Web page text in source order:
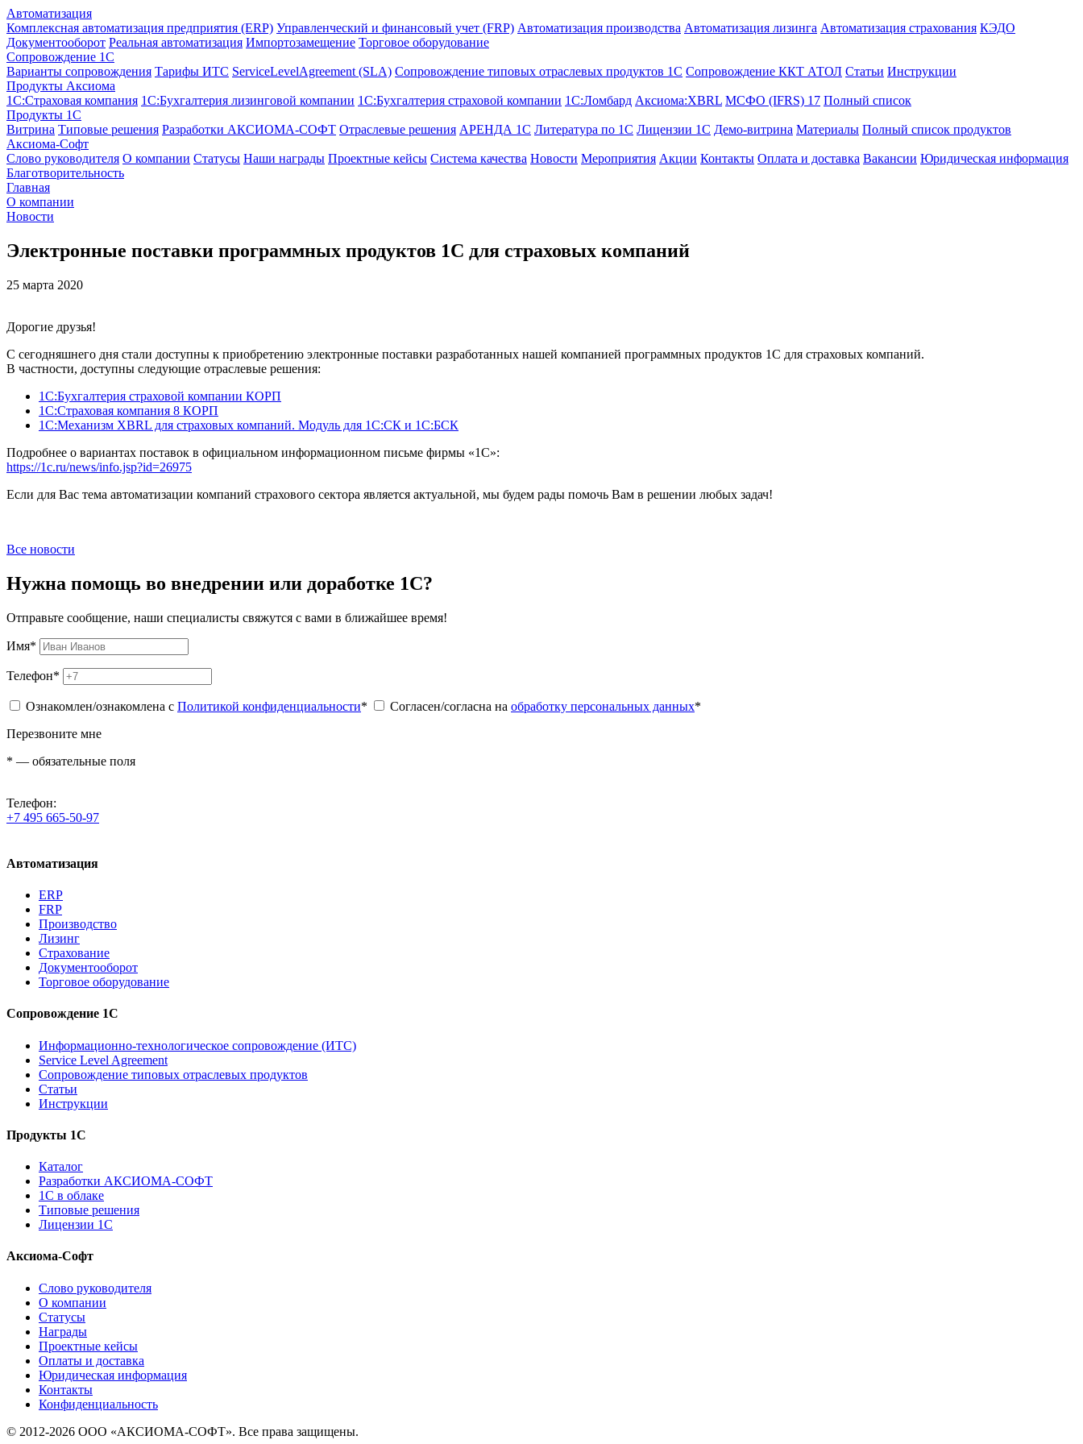
Автоматизация
Комплексная автоматизация предприятия (ERP) Управленческий и финансовый учет (FRP) Автоматизация производства Автоматизация лизинга Автоматизация страхования КЭДО
Документооборот Реальная автоматизация Импортозамещение Торговое оборудование
Сопровождение 1С
Варианты сопровождения Тарифы ИТС ServiceLevelAgreement (SLA) Сопровождение типовых отраслевых продуктов 1С Сопровождение ККТ АТОЛ Статьи Инструкции
Продукты Аксиома
1С:Страховая компания 1С:Бухгалтерия лизинговой компании 1С:Бухгалтерия страховой компании 1С:Ломбард Аксиома:XBRL МСФО (IFRS) 17 Полный список
Продукты 1С
Витрина Типовые решения Разработки АКСИОМА-СОФТ Отраслевые решения АРЕНДА 1С Литература по 1С Лицензии 1C Демо-витрина Материалы Полный список продуктов
Аксиома-Софт
Слово руководителя О компании Статусы Наши награды Проектные кейсы Система качества Новости Мероприятия Акции Контакты Оплата и доставка Вакансии Юридическая информация
Благотворительность
Главная
О компании
Новости
Электронные поставки программных продуктов 1С для страховых компаний
25 марта 2020
Дорогие друзья!
С сегодняшнего дня стали доступны к приобретению электронные поставки разработанных нашей компанией программных продуктов 1С для страховых компаний.
В частности, доступны следующие отраслевые решения:
1С:Бухгалтерия страховой компании КОРП
1С:Страховая компания 8 КОРП
1С:Механизм XBRL для страховых компаний. Модуль для 1С:СК и 1С:БСК
Подробнее о вариантах поставок в официальном информационном письме фирмы «1С»:
https://1c.ru/news/info.jsp?id=26975
Если для Вас тема автоматизации компаний страхового сектора является актуальной, мы будем рады помочь Вам в решении любых задач!
Все новости
Нужна помощь во внедрении или доработке 1С?
Отправьте сообщение, наши специалисты свяжутся с вами в ближайшее время!
Имя*
Телефон*
Ознакомлен/ознакомлена с Политикой конфиденциальности* Согласен/согласна на обработку персональных данных*
Перезвоните мне
* — обязательные поля
Телефон:
+7 495 665-50-97
Автоматизация
ERP
FRP
Производство
Лизинг
Страхование
Документооборот
Торговое оборудование
Сопровождение 1С
Информационно-технологическое сопровождение (ИТС)
Service Level Agreement
Сопровождение типовых отраслевых продуктов
Статьи
Инструкции
Продукты 1С
Каталог
Разработки АКСИОМА-СОФТ
1С в облаке
Типовые решения
Лицензии 1С
Аксиома-Софт
Слово руководителя
О компании
Статусы
Награды
Проектные кейсы
Оплаты и доставка
Юридическая информация
Контакты
Конфиденциальность
© 2012-2026 ООО «АКСИОМА-СОФТ». Все права защищены.